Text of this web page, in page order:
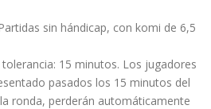
sin hándicap, con komi de 6,5
15 minutos. Los jugadores
pasados los 15 minutos del
ronda, perderán automáticamente